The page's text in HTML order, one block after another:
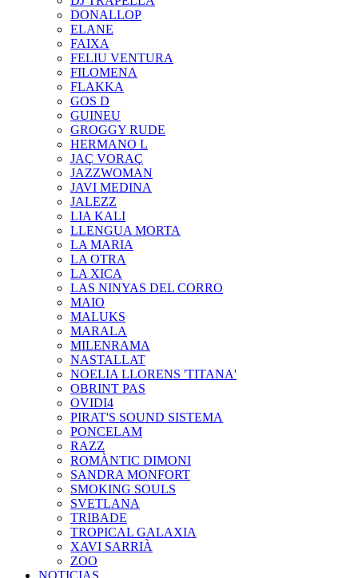
DONALLOP
ELANE
FAIXA
FELIU VENTURA
FILOMENA
FLAKKA
GOS D
GUINEU
GROGGY RUDE
HERMANO L
JAÇ VORAÇ
JAZZWOMAN
JAVI MEDINA
JALEZZ
LIA KALI
LLENGUA MORTA
LA MARIA
LA OTRA
LA XICA
LAS NINYAS DEL CORRO
MAIO
MALUKS
MARALA
MILENRAMA
NASTALLAT
NOELIA LLORENS 'TITANA'
OBRINT PAS
OVIDI4
PIRAT'S SOUND SISTEMA
PONCELAM
RAZZ
ROMÀNTIC DIMONI
SANDRA MONFORT
SMOKING SOULS
SVETLANA
TRIBADE
TROPICAL GALAXIA
XAVI SARRIÀ
ZOO
NOTICIAS